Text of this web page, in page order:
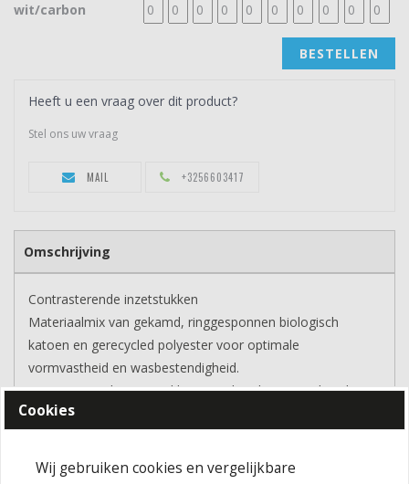
wit/carbon
BESTELLEN
Heeft u een vraag over dit product?
Stel ons uw vraag
MAIL +3256603417
Omschrijving
Contrasterende inzetstukken
Materiaalmix van gekamd, ringgesponnen biologisch
katoen en gerecycled polyester voor optimale
vormvastheid en wasbestendigheid.
Contrasterende inzetstukken aan de zijkant en schouders
Nekband met elastaan
(gerecycled)
Cookies
Wij gebruiken cookies en vergelijkbare